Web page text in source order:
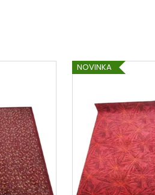
NOVINKA